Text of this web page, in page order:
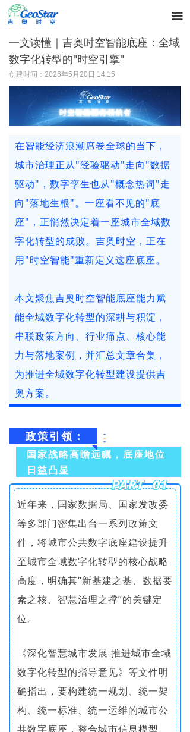
끀
一文读懂｜吉奥时空智能底座：全域
数字化转型的"时空引擎"
创建时间： 2026年5月20日 14:15
在智能经济浪潮席卷全球的当下，
城市治理正从"经验驱动"走向"数据
驱动"，数字孪生也从"概念热词"走
向"落地生根"。一座看不见的"底
座"，正悄然决定着一座城市全域数
字化转型的成败。吉奥时空，正在
用"时空智能"重新定义这座底座。
本文聚焦吉奥时空智能底座能力赋
能全域数字化转型的深耕与积淀，
串联政策方向、行业痛点、核心能
力与落地案例，并汇总文章合集，
为推进全域数字化转型建设提供吉
奥方案。
政策引领：
国家战略高瞻远瞩，底座地位
日益凸显
PART 01
近年来，国家数据局、国家发改委
等多部门密集出台一系列政策文
件，将城市公共数字底座建设提升
至城市全域数字化转型的核心战略
高度，明确其“新基建之基、数据要
素之核、智慧治理之撑”的关键定
位。
《深化智慧城市发展 推进城市全域
数字化转型的指导意见》等文件明
确指出，要构建统一规划、统一架
构、统一标准、统一运维的城市公
共数字底座，整合城市信息模型、